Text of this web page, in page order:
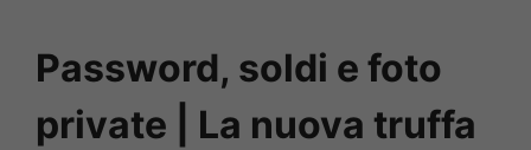
Password, soldi e foto
private | La nuova truffa